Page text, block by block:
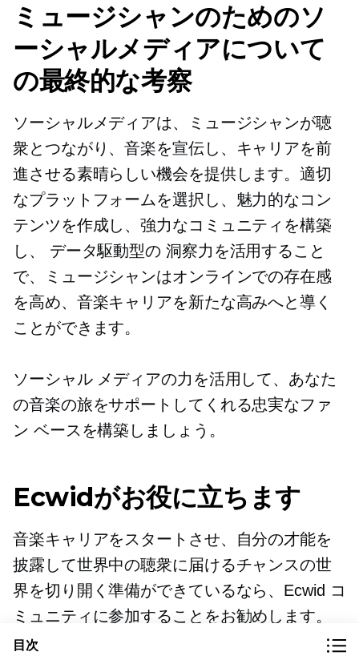
ミュージシャンのためのソ
ーシャルメディアについて
の最終的な考察
ソーシャルメディアは、ミュージシャンが聴
衆とつながり、音楽を宣伝し、キャリアを前
進させる素晴らしい機会を提供します。適切
なプラットフォームを選択し、魅力的なコン
テンツを作成し、強力なコミュニティを構築
し、 データ駆動型の 洞察力を活用すること
で、ミュージシャンはオンラインでの存在感
を高め、音楽キャリアを新たな高みへと導く
ことができます。
ソーシャル メディアの力を活用して、あなた
の音楽の旅をサポートしてくれる忠実なファ
ン ベースを構築しましょう。
Ecwidがお役に立ちます
音楽キャリアをスタートさせ、自分の才能を
披露して世界中の聴衆に届けるチャンスの世
界を切り開く準備ができているなら、Ecwid コ
ミュニティに参加することをお勧めします。
目次